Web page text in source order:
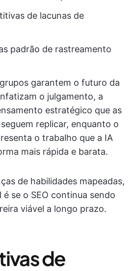
de lacunas de
padrão de rastreamento
garantem o futuro da
o julgamento, a
estratégico que as
replicar, enquanto o
o trabalho que a IA
mais rápida e barata.
de habilidades mapeadas,
se o SEO continua sendo
viável a longo prazo.
de